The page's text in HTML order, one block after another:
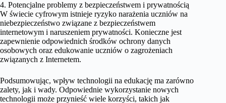
4. Potencjalne problemy z bezpieczeństwem i prywatnością
W świecie cyfrowym istnieje ryzyko narażenia uczniów na
niebezpieczeństwo związane z bezpieczeństwem
internetowym i naruszeniem prywatności. Konieczne jest
zapewnienie odpowiednich środków ochrony danych
osobowych oraz edukowanie uczniów o zagrożeniach
związanych z Internetem.
Podsumowując, wpływ technologii na edukację ma zarówno
zalety, jak i wady. Odpowiednie wykorzystanie nowych
technologii może przynieść wiele korzyści, takich jak